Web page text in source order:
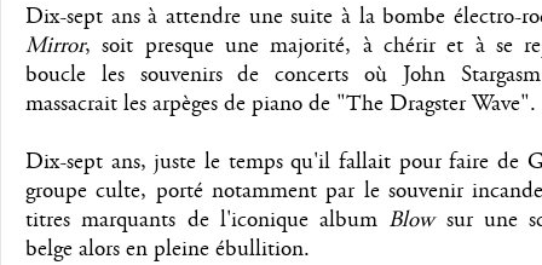
Dix-sept ans à attendre une suite à la bombe électro-
Mirror, soit presque une majorité, à chérir et à se
boucle les souvenirs de concerts où John
massacrait les arpèges de piano de "The Dragster Wave".
Dix-sept ans, juste le temps qu'il fallait pour faire de
groupe culte, porté notamment par le souvenir
titres marquants de l'iconique album Blowsur une
belge alors en pleine ébullition.